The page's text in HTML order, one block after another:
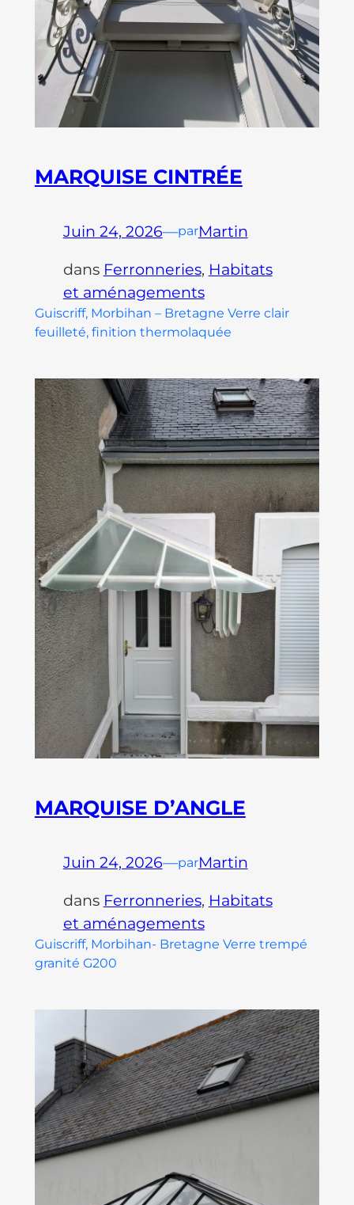
MARQUISE CINTRÉE
Juin 24, 2026—parMartin
dans Ferronneries, Habitats
et aménagements
Guiscriff, Morbihan – Bretagne Verre clair
feuilleté, finition thermolaquée
MARQUISE D’ANGLE
Juin 24, 2026—parMartin
dans Ferronneries, Habitats
et aménagements
Guiscriff, Morbihan- Bretagne Verre trempé
granité G200